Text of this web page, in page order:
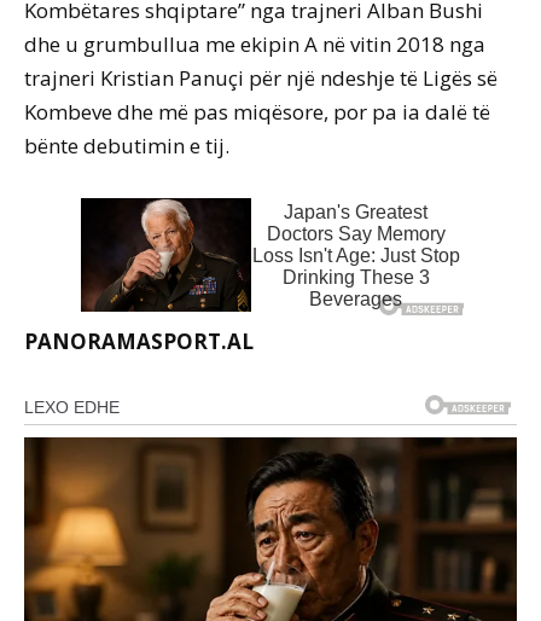
Kombëtares shqiptare” nga trajneri Alban Bushi
dhe u grumbullua me ekipin A në vitin 2018 nga
trajneri Kristian Panuçi për një ndeshje të Ligës së
Kombeve dhe më pas miqësore, por pa ia dalë të
bënte debutimin e tij.
PANORAMASPORT.AL